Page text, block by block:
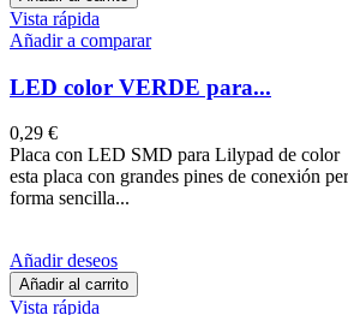
Vista rápida
Añadir a comparar
LED color VERDE para...
0,29 €
Placa con LED SMD para Lilypad de
esta placa con grandes pines de conexión
forma sencilla...
Añadir deseos
Añadir al carrito
Vista rápida